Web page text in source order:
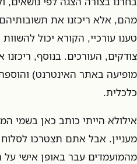
מהם, אלא ריכזנו את
טענו עורכיי, הקורא יכול
צודקים, העורכים. בנוסף,
מופיעה באתר האינטרנט)
כלכלית.
אילולא הייתי כותב כאן בשמי
מעניין. אבל אתם תצטרכו
מהמועמדים עבר באופן אישי על